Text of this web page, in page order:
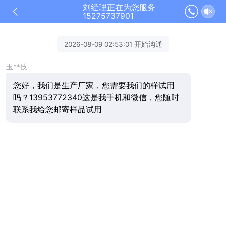
刘经理正在为您服务
15275737901
2026-08-09 02:53:01 开始沟通
玉**技
您好，我们是生产厂家，您需要我们的样试用
吗？13953772340这是我手机和微信，您随时
联系我给您邮寄样品试用